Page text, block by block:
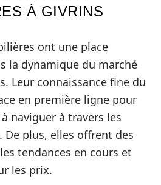
À GIVRINS
ont une place
la dynamique du marché
Leur connaissance fine du
en première ligne pour
naviguer à travers les
plus, elles offrent des
tendances en cours et
les prix.